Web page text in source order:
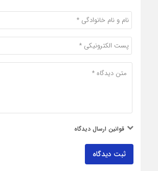
قوانین ارسال دیدگاه
ثبت دیدگاه